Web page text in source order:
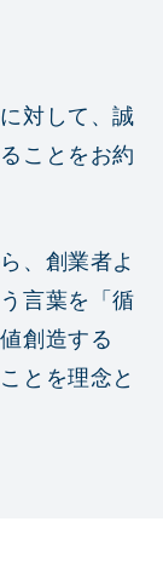
対して、誠
ことをお約
、創業者よ
言葉を「循
創造する
とを理念と